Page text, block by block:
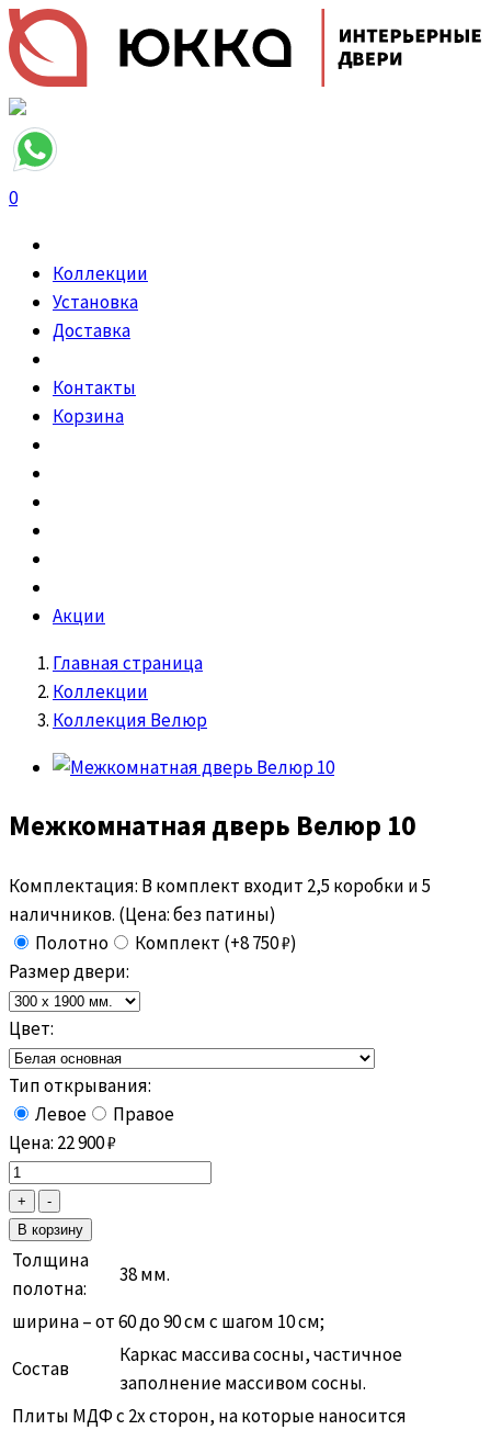
0
Коллекции
Установка
Доставка
Контакты
Корзина
Акции
Главная страница
Коллекции
Коллекция Велюр
Межкомнатная дверь Велюр 10
Комплектация: В комплект входит 2,5 коробки и 5
наличников. (Цена: без патины)
Полотно
Комплект (+8 750 ₽)
Размер двери:
Цвет:
Тип открывания:
Левое
Правое
Цена: 22 900₽
Толщина
полотна:
38 мм.
ширина – от 60 до 90 см с шагом 10 см;
Состав
Каркас массива сосны, частичное
заполнение массивом сосны.
Плиты МДФ с 2х сторон, на которые наносится